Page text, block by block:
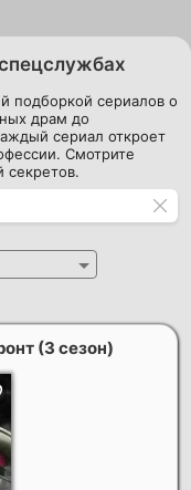
подборкой сериалов о
драм до
сериал откроет
Смотрите
секретов.
(3 сезон)